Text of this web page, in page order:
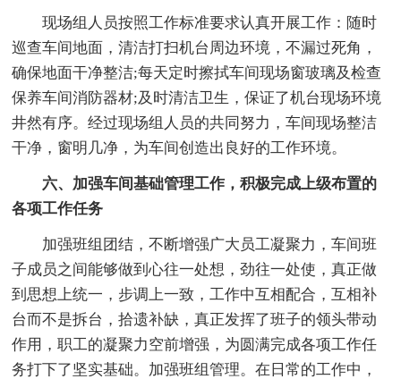
现场组人员按照工作标准要求认真开展工作：随时
巡查车间地面，清洁打扫机台周边环境，不漏过死角，
确保地面干净整洁;每天定时擦拭车间现场窗玻璃及检查
保养车间消防器材;及时清洁卫生，保证了机台现场环境
井然有序。经过现场组人员的共同努力，车间现场整洁
干净，窗明几净，为车间创造出良好的工作环境。
六、加强车间基础管理工作，积极完成上级布置的
各项工作任务
加强班组团结，不断增强广大员工凝聚力，车间班
子成员之间能够做到心往一处想，劲往一处使，真正做
到思想上统一，步调上一致，工作中互相配合，互相补
台而不是拆台，拾遗补缺，真正发挥了班子的领头带动
作用，职工的凝聚力空前增强，为圆满完成各项工作任
务打下了坚实基础。加强班组管理。在日常的工作中，